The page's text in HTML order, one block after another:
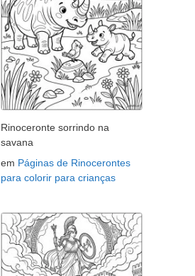
Rinoceronte sorrindo na
savana
em Páginas de Rinocerontes
para colorir para crianças